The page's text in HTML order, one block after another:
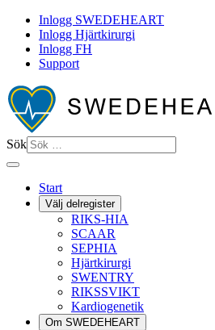
Inlogg SWEDEHEART
Inlogg Hjärtkirurgi
Inlogg FH
Support
Sök
Start
Välj delregister
RIKS-HIA
SCAAR
SEPHIA
Hjärtkirurgi
SWENTRY
RIKSSVIKT
Kardiogenetik
Om SWEDEHEART